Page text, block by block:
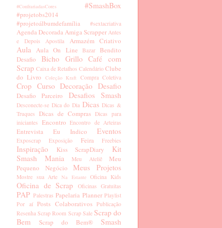
#ConfrariadasCores #SmashBox
#projetobs2014
#projetoálbumdefamília
#sextacriativa
Agenda DecoradaAmiga Scrapper Antes
e Depois
Apostila Armazém Criativo
Aula Aula On Line Bazar
Bendito
Desafio
Bicho Grillo Café com
Scrap Caixa de Retalhos Calendário Clube
do Livro
Coleção Kraft Compra Coletiva
Crop Curso Decoração Desafio
Desafio Parceiro Desafios Smash
Desconecte-se Dica do Dia Dicas Dicas &
Truques
Dicas de Compras Dicas para
iniciantes Encontro Encontro de Arteiras
Entrevista Eu Indico Eventos
Exposcrap Exposição Feira Freebies
Inspiração Kiss ScrapDiary
Kit
Smash Mania
Meu Ateliê
Meu
Pequeno Negócio
Meus Projetos
Mostre sua Arte Na Estante Oficina Kids
Oficina de Scrap Oficinas Gratuitas
PAP Palestras Papelaria Planner Playlist
Por aí
Posts Colaborativos
Publicação
Resenha Scrap Room Scrap Sale Scrap do
Bem
Scrap do Bem® Smash